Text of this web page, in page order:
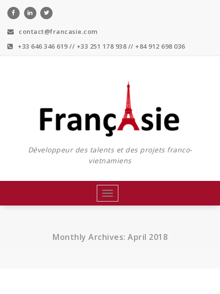
Skip
contact@francasie.com
+33 646 346 619 // +33 251 178 938 // +84 912 698 036
Développeur des talents et des projets franco-
vietnamiens
Toggle
navigation
Monthly Archives: April 2018